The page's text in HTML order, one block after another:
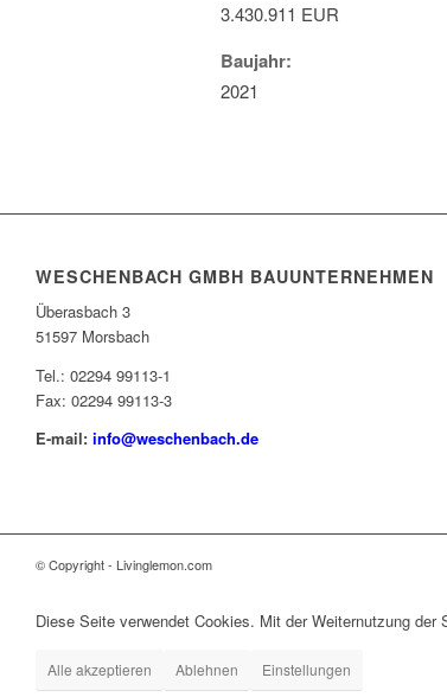
3.430.911 EUR
Baujahr:
2021
WESCHENBACH GMBH BAUUNTERNEHMEN
Überasbach 3
51597 Morsbach
Tel.: 02294 99113-1
Fax: 02294 99113-3
E-mail: info@weschenbach.de
© Copyright - Livinglemon.com
Diese Seite verwendet Cookies. Mit der Weiternutzung
Alle akzeptieren Ablehnen Einstellungen